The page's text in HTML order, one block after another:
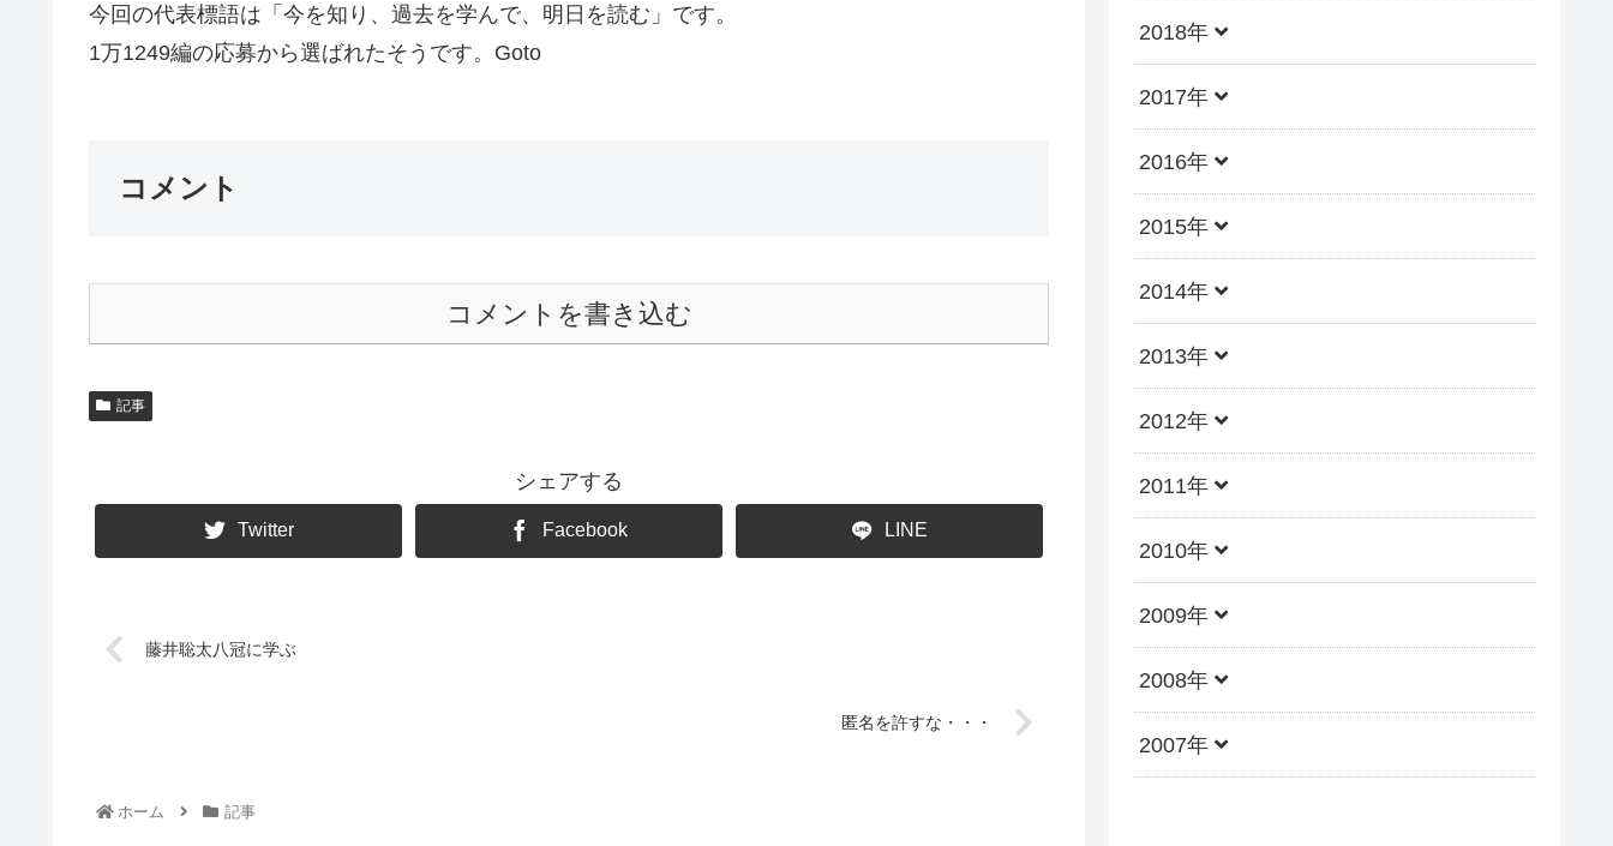
今回の代表標語は「今を知り、過去を学んで、明日を読む」です。
1万1249編の応募から選ばれたそうです。Goto
コメント
コメントを書き込む
記事
シェアする
Twitter Facebook LINE
藤井聡太八冠に学ぶ
匿名を許すな・・・
ホーム 記事
2018年
2017年
2016年
2015年
2014年
2013年
2012年
2011年
2010年
2009年
2008年
2007年